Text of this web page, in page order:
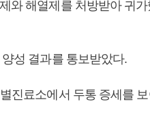
와 해열제를 처방받아 귀
성 결과를 통보받았다.
진료소에서 두통 증세를